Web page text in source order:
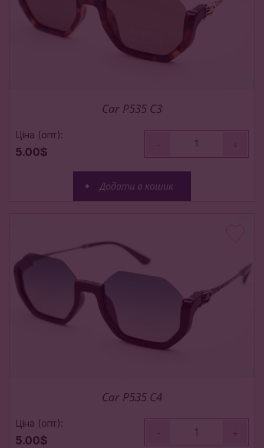
Car P535 C3
Ціна (опт):
5.00$
- +
Додати в кошик
Car P535 C4
Ціна (опт):
5.00$
- +